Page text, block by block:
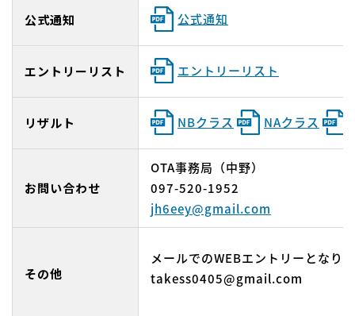
公式通知 公式通知
エントリーリスト エントリーリスト
リザルト NBクラス NAクラス
お問い合わせ
OTA事務局（中野）
097-520-1952
jh6eey@gmail.com
その他
メールでのWEBエントリーとなり
takess0405@gmail.com